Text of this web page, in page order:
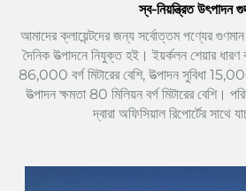
স্ব-নিয়ন্ত্রিত উৎপাদন
আমাদের ক্লায়েন্টদের জন্য সর্বোত্তম পণ্যের
দৈনিক উত্পাদনে নিযুক্ত হই। ইয়র্কলন শেয়ার
86,000 বর্গ মিটারের বেশি, উত্পাদন সুবিধা 15,000
উত্পাদন ক্ষমতা 80 মিলিয়ন বর্গ মিটারের বেশি।
দ্বারা অফিসিয়াল রিপোর্টের সাথে